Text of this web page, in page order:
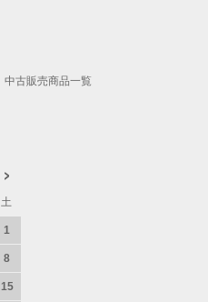
中古販売商品一覧
土
1
8
15